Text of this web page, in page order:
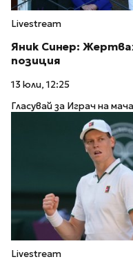
Livestream
Яник Синер:
позиция
13 юли, 12:25
Гласувай за Играч на
Livestream